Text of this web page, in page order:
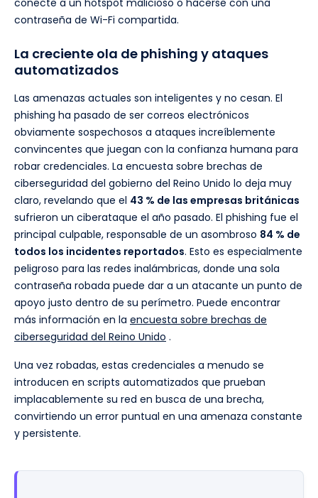
conecte a un hotspot malicioso o hacerse con una
contraseña de Wi-Fi compartida.
La creciente ola de phishing y ataques
automatizados
Las amenazas actuales son inteligentes y no cesan. El
phishing ha pasado de ser correos electrónicos
obviamente sospechosos a ataques increíblemente
convincentes que juegan con la confianza humana para
robar credenciales. La encuesta sobre brechas de
ciberseguridad del gobierno del Reino Unido lo deja muy
claro, revelando que el 43 % de las empresas británicas
sufrieron un ciberataque el año pasado. El phishing fue el
principal culpable, responsable de un asombroso 84 % de
todos los incidentes reportados. Esto es especialmente
peligroso para las redes inalámbricas, donde una sola
contraseña robada puede dar a un atacante un punto de
apoyo justo dentro de su perímetro. Puede encontrar
más información en la encuesta sobre brechas de
ciberseguridad del Reino Unido .
Una vez robadas, estas credenciales a menudo se
introducen en scripts automatizados que prueban
implacablemente su red en busca de una brecha,
convirtiendo un error puntual en una amenaza constante
y persistente.